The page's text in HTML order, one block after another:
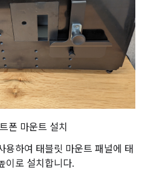
폰 마운트 설치
용하여 태블릿 마운트 패널에 태
이로 설치합니다.